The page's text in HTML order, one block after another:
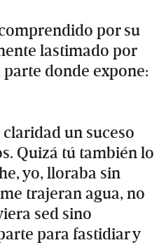
por su
lastimado por
donde expone:
un suceso
Quizá tú también lo
yo, lloraba sin
trajeran agua, no
sed sino
para fastidiar y